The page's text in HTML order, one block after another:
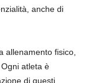
anche di
allenamento fisico,
atleta è
di questi